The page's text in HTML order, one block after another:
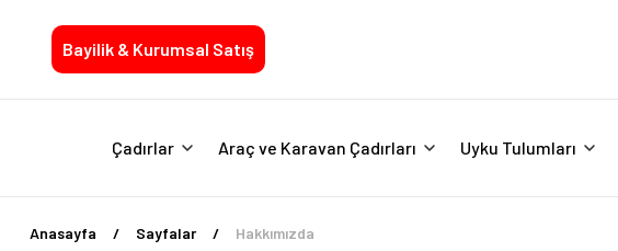
Bayilik & Kurumsal Satış
Çadırlar Araç ve Karavan Çadırları Uyku Tulumları
Anasayfa Sayfalar Hakkımızda